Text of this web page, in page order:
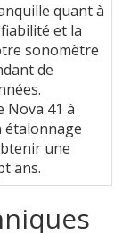
quant à
et la
sonomètre
de
Nova 41 à
étalonnage
une
ans.